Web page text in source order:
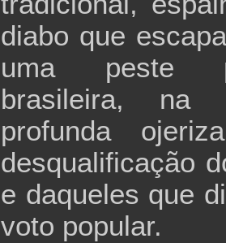
diabo que
uma peste
brasileira, na
profunda
desqualificação
e daqueles que
voto popular.